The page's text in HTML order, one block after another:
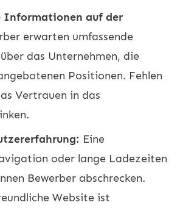
Informationen auf der
erwarten umfassende
das Unternehmen, die
Positionen. Fehlen
Vertrauen in das
Eine
oder lange Ladezeiten
Bewerber abschrecken.
Website ist